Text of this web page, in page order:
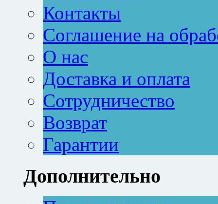
Контакты
Соглашение на
О нас
Доставка и оплата
Сотрудничество
Возврат
Гарантии
Дополнительно